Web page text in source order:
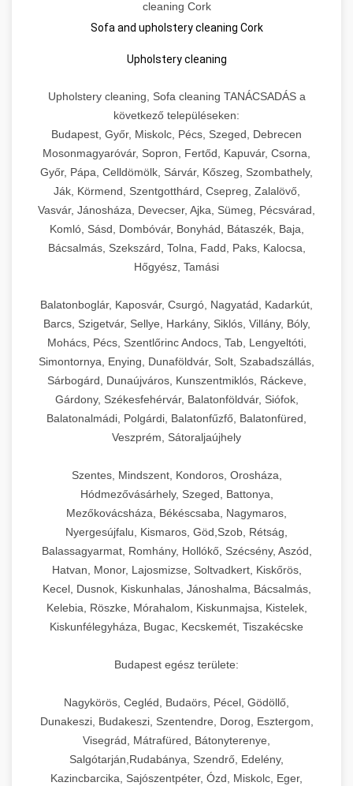
cleaning Cork
Sofa and upholstery cleaning Cork
Upholstery cleaning
Upholstery cleaning, Sofa cleaning TANÁCSADÁS a
következő településeken:
Budapest, Győr, Miskolc, Pécs, Szeged, Debrecen
Mosonmagyaróvár, Sopron, Fertőd, Kapuvár, Csorna,
Győr, Pápa, Celldömölk, Sárvár, Kőszeg, Szombathely,
Ják, Körmend, Szentgotthárd, Csepreg, Zalalövő,
Vasvár, Jánosháza, Devecser, Ajka, Sümeg, Pécsvárad,
Komló, Sásd, Dombóvár, Bonyhád, Bátaszék, Baja,
Bácsalmás, Szekszárd, Tolna, Fadd, Paks, Kalocsa,
Hőgyész, Tamási
Balatonboglár, Kaposvár, Csurgó, Nagyatád, Kadarkút,
Barcs, Szigetvár, Sellye, Harkány, Siklós, Villány, Bóly,
Mohács, Pécs, Szentlőrinc Andocs, Tab, Lengyeltóti,
Simontornya, Enying, Dunaföldvár, Solt, Szabadszállás,
Sárbogárd, Dunaújváros, Kunszentmiklós, Ráckeve,
Gárdony, Székesfehérvár, Balatonföldvár, Siófok,
Balatonalmádi, Polgárdi, Balatonfűzfő, Balatonfüred,
Veszprém, Sátoraljaújhely
Szentes, Mindszent, Kondoros, Orosháza,
Hódmezővásárhely, Szeged, Battonya,
Mezőkovácsháza, Békéscsaba, Nagymaros,
Nyergesújfalu, Kismaros, Göd,Szob, Rétság,
Balassagyarmat, Romhány, Hollókő, Szécsény, Aszód,
Hatvan, Monor, Lajosmizse, Soltvadkert, Kiskőrös,
Kecel, Dusnok, Kiskunhalas, Jánoshalma, Bácsalmás,
Kelebia, Röszke, Mórahalom, Kiskunmajsa, Kistelek,
Kiskunfélegyháza, Bugac, Kecskemét, Tiszakécske
Budapest egész területe:
Nagykörös, Cegléd, Budaörs, Pécel, Gödöllő,
Dunakeszi, Budakeszi, Szentendre, Dorog, Esztergom,
Visegrád, Mátrafüred, Bátonyterenye,
Salgótarján,Rudabánya, Szendrő, Edelény,
Kazincbarcika, Sajószentpéter, Ózd, Miskolc, Eger,